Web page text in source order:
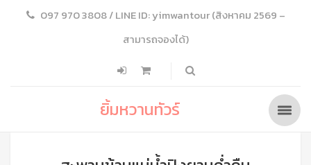
097 970 3808 / LINE ID: yimwantour (สิงหาคม 2569 –
สามารถจองได้)
ยิ้มหวานทัวร์